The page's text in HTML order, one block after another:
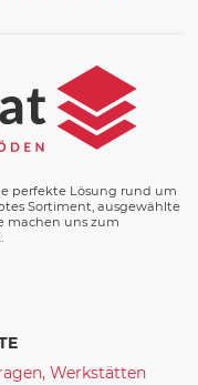
perfekte Lösung rund um
Sortiment, ausgewählte
machen uns zum
Werkstätten